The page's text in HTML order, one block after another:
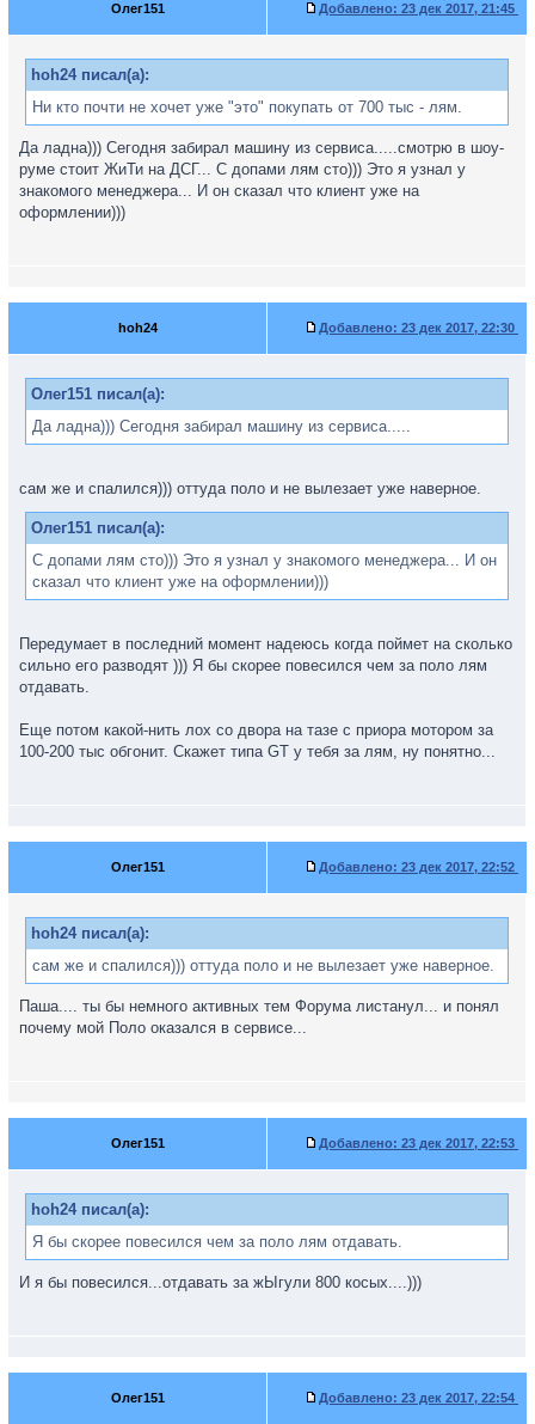
Олег151 Добавлено: 23 дек 2017, 21:45
hoh24 писал(а):
Ни кто почти не хочет уже "это" покупать от 700 тыс - лям.
Да ладна))) Сегодня забирал машину из сервиса.....смотрю в шоу-
руме стоит ЖиТи на ДСГ... С допами лям сто))) Это я узнал у
знакомого менеджера... И он сказал что клиент уже на
оформлении)))
hoh24 Добавлено: 23 дек 2017, 22:30
Олег151 писал(а):
Да ладна))) Сегодня забирал машину из сервиса.....
сам же и спалился))) оттуда поло и не вылезает уже наверное.
Олег151 писал(а):
С допами лям сто))) Это я узнал у знакомого менеджера... И он
сказал что клиент уже на оформлении)))
Передумает в последний момент надеюсь когда поймет на сколько
сильно его разводят ))) Я бы скорее повесился чем за поло лям
отдавать.
Еще потом какой-нить лох со двора на тазе с приора мотором за
100-200 тыс обгонит. Скажет типа GT у тебя за лям, ну понятно...
Олег151 Добавлено: 23 дек 2017, 22:52
hoh24 писал(а):
сам же и спалился))) оттуда поло и не вылезает уже наверное.
Паша.... ты бы немного активных тем Форума листанул... и понял
почему мой Поло оказался в сервисе...
Олег151 Добавлено: 23 дек 2017, 22:53
hoh24 писал(а):
Я бы скорее повесился чем за поло лям отдавать.
И я бы повесился...отдавать за жЫгули 800 косых....)))
Олег151 Добавлено: 23 дек 2017, 22:54